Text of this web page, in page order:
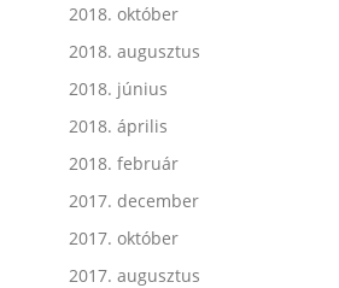
2018. október
2018. augusztus
2018. június
2018. április
2018. február
2017. december
2017. október
2017. augusztus